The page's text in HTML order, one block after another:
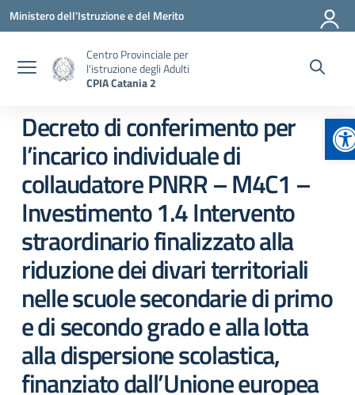
Vai ai contenuti
Vai al menu di navigazione
Vai al footer
Ministero dell'Istruzione e del Merito
Centro Provinciale per
l'istruzione degli Adulti
CPIA Catania 2
Decreto di conferimento per
l’incarico individuale di
collaudatore PNRR – M4C1 –
Investimento 1.4 Intervento
straordinario finalizzato alla
riduzione dei divari territoriali
nelle scuole secondarie di primo
e di secondo grado e alla lotta
alla dispersione scolastica,
finanziato dall’Unione europea